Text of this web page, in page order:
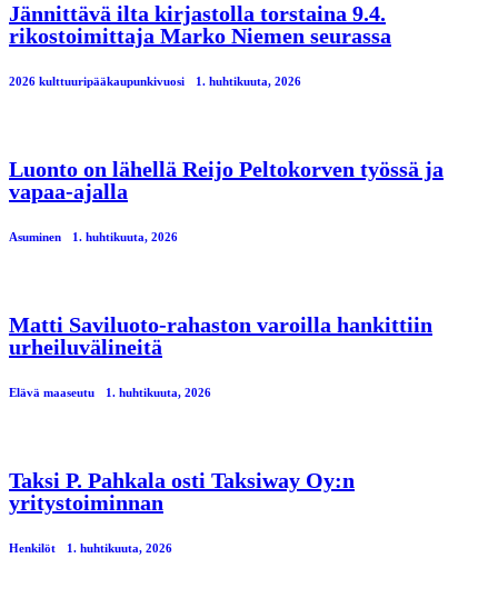
Jännittävä ilta kirjastolla torstaina 9.4.
rikostoimittaja Marko Niemen seurassa
2026 kulttuuripääkaupunkivuosi 1. huhtikuuta, 2026
Luonto on lähellä Reijo Peltokorven työssä ja
vapaa-ajalla
Asuminen 1. huhtikuuta, 2026
Matti Saviluoto-rahaston varoilla hankittiin
urheiluvälineitä
Elävä maaseutu 1. huhtikuuta, 2026
Taksi P. Pahkala osti Taksiway Oy:n
yritystoiminnan
Henkilöt 1. huhtikuuta, 2026